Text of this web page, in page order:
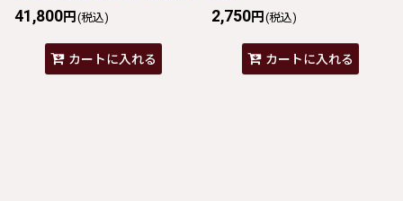
41,800円 (税込)
カートに入れる
2,750円 (税込)
カートに入れる